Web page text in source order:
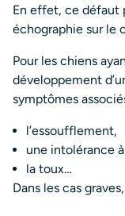
En effet, ce défaut
échographie sur le
Pour les chiens
développement
symptômes
l’essoufflement,
une intolérance
la toux…
Dans les cas